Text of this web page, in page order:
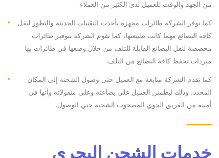
من الجهد والوقت للعميل لدى الكثير من العملاء.
كما توفر الشركة طائرات مجهزة بأحدث التقنيات الحديثة والتطور لنقل
كافة البضائع مهما كانت طبيعتها، كما تقوم الشركة بتوفير طائرات
مخصصة لنقل البضائع القابلة للتلف من خلال وضعها في طائرات بها
مبردات تحفظ كافة البضائع من التلف.
كما تقدم الشركة متابعة مع العميل حتى وصول الشحنة إلى المكان
المحدد، وذلك ليطمئن العميل على بضاعته وعلى منقولاته وأنها في
أمينة من الفريق الجوي المصحوب الشحنة حتي الوصول.
خدمات الشحن البحري